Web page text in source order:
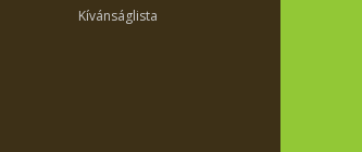
Kívánságlista